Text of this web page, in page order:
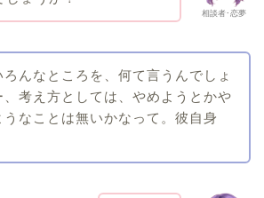
相談者･恋夢
ろんなところを、何て言うんでしょ
、考え方としては、やめようとかや
うなことは無いかなって。彼自身